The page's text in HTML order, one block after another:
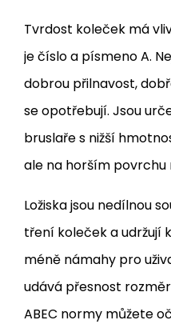
Tvrdost koleček má
je číslo a písmeno A.
dobrou přilnavost,
se opotřebují. Jsou
bruslaře s nižší
ale na horším povrchu
Ložiska jsou nedílnou
tření koleček a udržují
méně námahy pro
udává přesnost
ABEC normy můžete